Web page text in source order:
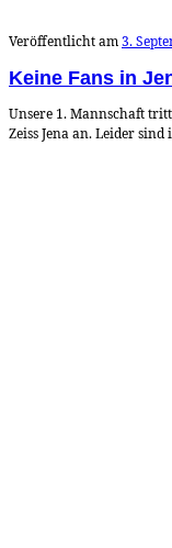
Veröffentlicht am3.
Keine Fans in
Unsere 1. Mannschaft
Zeiss Jena an. Leider